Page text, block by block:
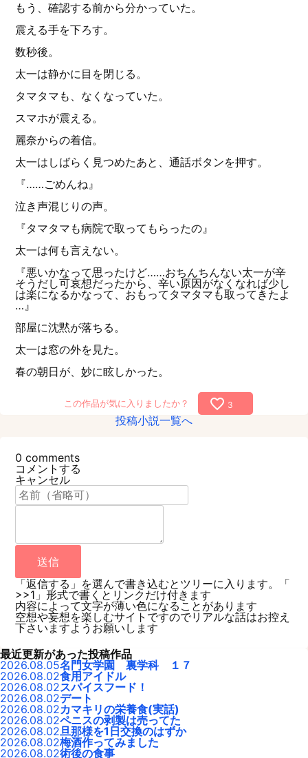
もう、確認する前から分かっていた。
震える手を下ろす。
数秒後。
太一は静かに目を閉じる。
タマタマも、なくなっていた。
スマホが震える。
麗奈からの着信。
太一はしばらく見つめたあと、通話ボタンを押す。
『……ごめんね』
泣き声混じりの声。
『タマタマも病院で取ってもらったの』
太一は何も言えない。
『悪いかなって思ったけど……おちんちんない太一が辛
そうだし可哀想だったから、辛い原因がなくなれば少し
は楽になるかなって、おもってタマタマも取ってきたよ
…』
部屋に沈黙が落ちる。
太一は窓の外を見た。
春の朝日が、妙に眩しかった。
この作品が気に入りましたか？ favorite_border 3
投稿小説一覧へ
0 comments
コメントする
キャンセル
送信
「返信する」を選んで書き込むとツリーに入ります。「
>>1」形式で書くとリンクだけ付きます
内容によって文字が薄い色になることがあります
空想や妄想を楽しむサイトですのでリアルな話はお控え
下さいますようお願いします
最近更新があった投稿作品
2026.08.05名門女学園 裏学科 １７
2026.08.02食用アイドル
2026.08.02スパイスフード！
2026.08.02デート
2026.08.02カマキリの栄養食(実話)
2026.08.02ペニスの剥製は売ってた
2026.08.02旦那様を1日交換のはずか
2026.08.02梅酒作ってみました
2026.08.02術後の食事